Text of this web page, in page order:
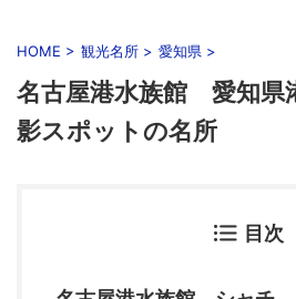
HOME > 観光名所 > 愛知県 >
名古屋港水族館 愛知県
影スポットの名所
目次